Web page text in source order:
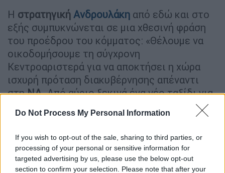
Do Not Process My Personal Information
If you wish to opt-out of the sale, sharing to third parties, or
processing of your personal or sensitive information for
targeted advertising by us, please use the below opt-out
section to confirm your selection. Please note that after your
Η στρατηγική Ανδρουλάκη από εδώ και στο
εξής συμπυκνώνεται σε μια χθεσινή φράση
του προέδρου του κόμματος: «Θέλουμε να
οικοδομήσουμε τη σύγχρονη
Κεντροαριστερά για να αποκτήσει η χώρα
ισχυρή πρόταση διακυβέρνησης απέναντι
στηΝΔ. Από αύριο ξεκινά ένα νέο ταξίδι για
ένα μεγάλο ρεύμα κοινωνικής και πολιτικής
πλειοψηφίας, για μια ισχυρή Ελλάδα,
πρωταγωνιστή των ευρωπαϊκών εξελίξεων.
Σε αυτή την πορεία θα είμαι σε όλοι μαζί».
ΤοΠΑΣΟΚθα επιχειρήσει, βλέποντας τις